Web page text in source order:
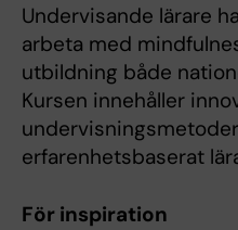
Undervisande lärare
arbeta med
utbildning både
Kursen innehåller
erfarenhetsbaserat
För inspiration